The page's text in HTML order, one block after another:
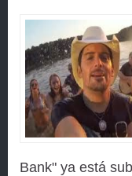
Bank" ya está